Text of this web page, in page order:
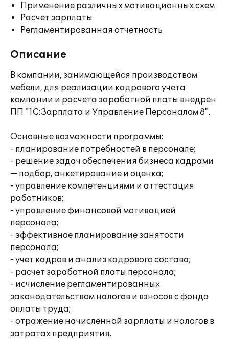
Применение различных мотивационных схем
Расчет зарплаты
Регламентированная отчетность
Описание
В компании, занимающейся производством
мебели, для реализации кадрового учета
компании и расчета заработной платы внедрен
ПП "1С:Зарплата и Управление Персоналом 8".
Основные возможности программы:
- планирование потребностей в персонале;
- решение задач обеспечения бизнеса кадрами
— подбор, анкетирование и оценка;
- управление компетенциями и аттестация
работников;
- управление финансовой мотивацией
персонала;
- эффективное планирование занятости
персонала;
- учет кадров и анализ кадрового состава;
- расчет заработной платы персонала;
- исчисление регламентированных
законодательством налогов и взносов с фонда
оплаты труда;
- отражение начисленной зарплаты и налогов в
затратах предприятия.